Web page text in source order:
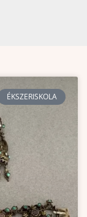
ÉKSZERISKOLA